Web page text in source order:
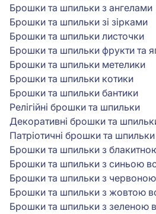
Брошки та шпильки з ангелами
Брошки та шпильки зі зірками
Брошки та шпильки листочки
Брошки та шпильки фрукти та
Брошки та шпильки метелики
Брошки та шпильки котики
Брошки та шпильки бантики
Релігійні брошки та шпильки
Декоративні брошки та
Патріотичні брошки та шпильки
Брошки та шпильки з
Брошки та шпильки з синьою
Брошки та шпильки з
Брошки та шпильки з жовтою
Брошки та шпильки з зеленою